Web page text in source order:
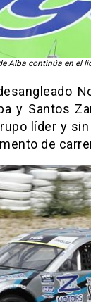
Alba continúa en el
y Santos
líder y
de